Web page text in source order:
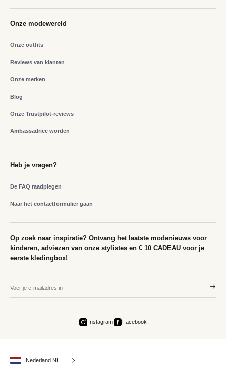
Onze modewereld
Onze outfits
Reviews van klanten
Onze merken
Blog
Onze Trustpilot-reviews
Ambassadrice worden
Heb je vragen?
De FAQ raadplegen
Naar het contactformulier gaan
Op zoek naar inspiratie? Ontvang het laatste modenieuws voor
kinderen, adviezen van onze stylistes en € 10 CADEAU voor je
eerste kledingbox!
Instagram Facebook
Nederland NL